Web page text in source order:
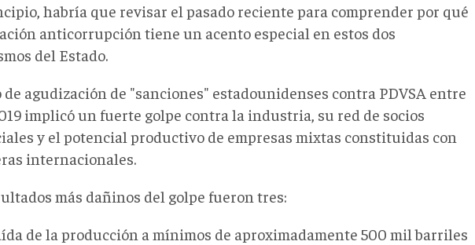
habría que revisar el pasado reciente para comprender por qué
anticorrupción tiene un acento especial en estos dos
del Estado.
de agudización de "sanciones" estadounidenses contra PDVSA entre
implicó un fuerte golpe contra la industria, su red de socios
y el potencial productivo de empresas mixtas constituidas con
internacionales.
más dañinos del golpe fueron tres:
de la producción a mínimos de aproximadamente 500 mil barriles